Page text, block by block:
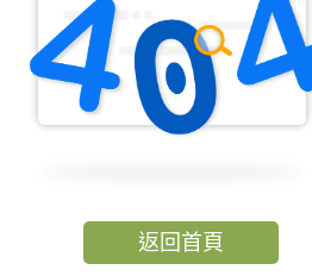
返回首頁